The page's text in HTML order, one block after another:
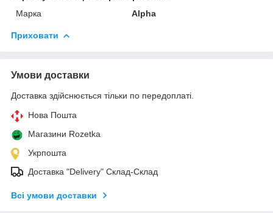
Марка
Alpha
Приховати
Умови доставки
Доставка здійснюється тільки по передоплаті.
Нова Пошта
Магазини Rozetka
Укрпошта
Доставка "Delivery" Склад-Склад
Всі умови доставки